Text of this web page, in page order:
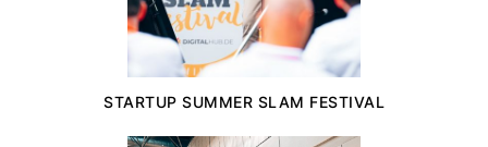
STARTUP SUMMER SLAM FESTIVAL